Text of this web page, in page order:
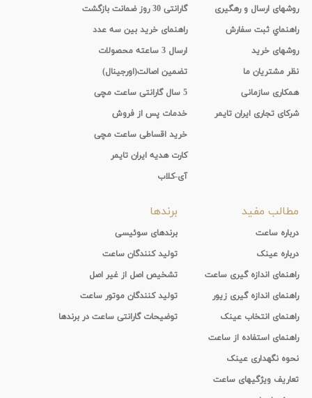
روشهای ارسال و رهگیری
راهنماي ثبت سفارش
روشهای خرید
نظر مشتریان ما
همکاری سازمانی
شرکای تجاری ایران تایمر
گارانتی 30 روز ضمانت بازگشت
راهنمای خرید بین سه عدد
ارسال 3 ساعته محصولات
تضمین اصالت(اورجینال)
5 سال گارانتی ساعت مچی
خدمات پس از فروش
خرید اقساطی ساعت مچی
کارت هدیه ایران تایمر
آی-کلاب
مطالب مفید
درباره ساعت
درباره عینک
راهنمای اندازه گیری ساعت
راهنمای اندازه گیری زیور
راهنمای انتخاب عینک
راهنمای استفاده از ساعت
نحوه نگهداری عینک
تعاریف ویژگیهای ساعت
برندها
برندهای سوئیسی
تولید کنندگان ساعت
تشخیص اصل از غیر اصل
تولید کنندگان موتور ساعت
توضیحات گارانتی ساعت در برندها